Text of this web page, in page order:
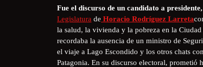
Fue el discurso de un candidato a
Legislatura de Horacio Rodríguez Larreta
la salud, la vivienda y la pobreza en la
recordaba la ausencia de un ministro de
el viaje a Lago Escondido y los otros chats
Patagonia. En su discurso electoral,